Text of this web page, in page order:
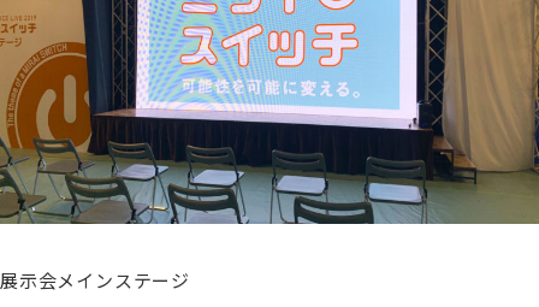
展示会メインステージ